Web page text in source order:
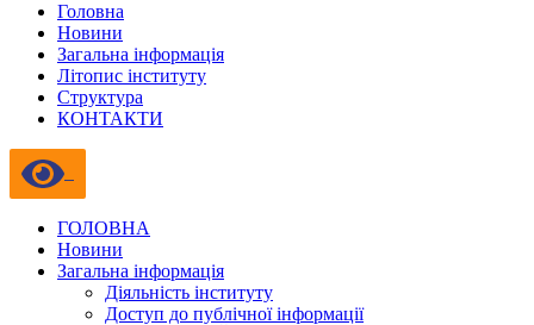
Головна
Новини
Загальна інформація
Літопис інституту
Структура
КОНТАКТИ
ГОЛОВНА
Новини
Загальна інформація
Діяльність інституту
Доступ до публічної інформації